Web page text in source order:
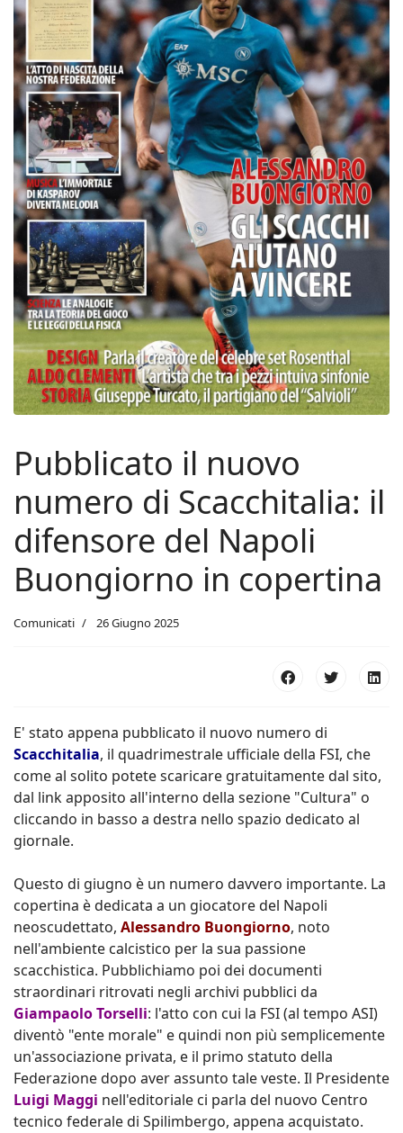
Pubblicato il nuovo
numero di Scacchitalia: il
difensore del Napoli
Buongiorno in copertina
Comunicati 26 Giugno 2025
E' stato appena pubblicato il nuovo numero di
Scacchitalia, il quadrimestrale ufficiale della FSI, che
come al solito potete scaricare gratuitamente dal sito,
dal link apposito all'interno della sezione "Cultura" o
cliccando in basso a destra nello spazio dedicato al
giornale.
Questo di giugno è un numero davvero importante. La
copertina è dedicata a un giocatore del Napoli
neoscudettato, Alessandro Buongiorno, noto
nell'ambiente calcistico per la sua passione
scacchistica. Pubblichiamo poi dei documenti
straordinari ritrovati negli archivi pubblici da
Giampaolo Torselli: l'atto con cui la FSI (al tempo ASI)
diventò "ente morale" e quindi non più semplicemente
un'associazione privata, e il primo statuto della
Federazione dopo aver assunto tale veste. Il Presidente
Luigi Maggi nell'editoriale ci parla del nuovo Centro
tecnico federale di Spilimbergo, appena acquistato.